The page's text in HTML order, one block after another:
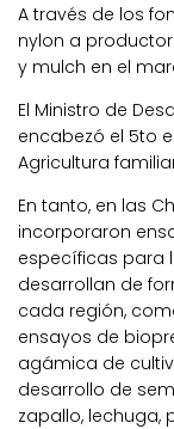
A través de los
nylon a
y mulch en el
El Ministro de
encabezó el 5to
Agricultura
En tanto, en las
incorporaron
específicas para
desarrollan de
cada región,
ensayos de
agámica de
desarrollo de
zapallo, lechuga,